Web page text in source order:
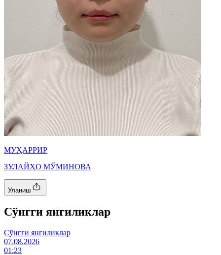
МУҲАРРИР
ЗУЛАЙҲО МЎМИНОВА
Уланиш
Cўнгги янгиликлар
Cўнгги янгиликлар
07.08.2026
01:23